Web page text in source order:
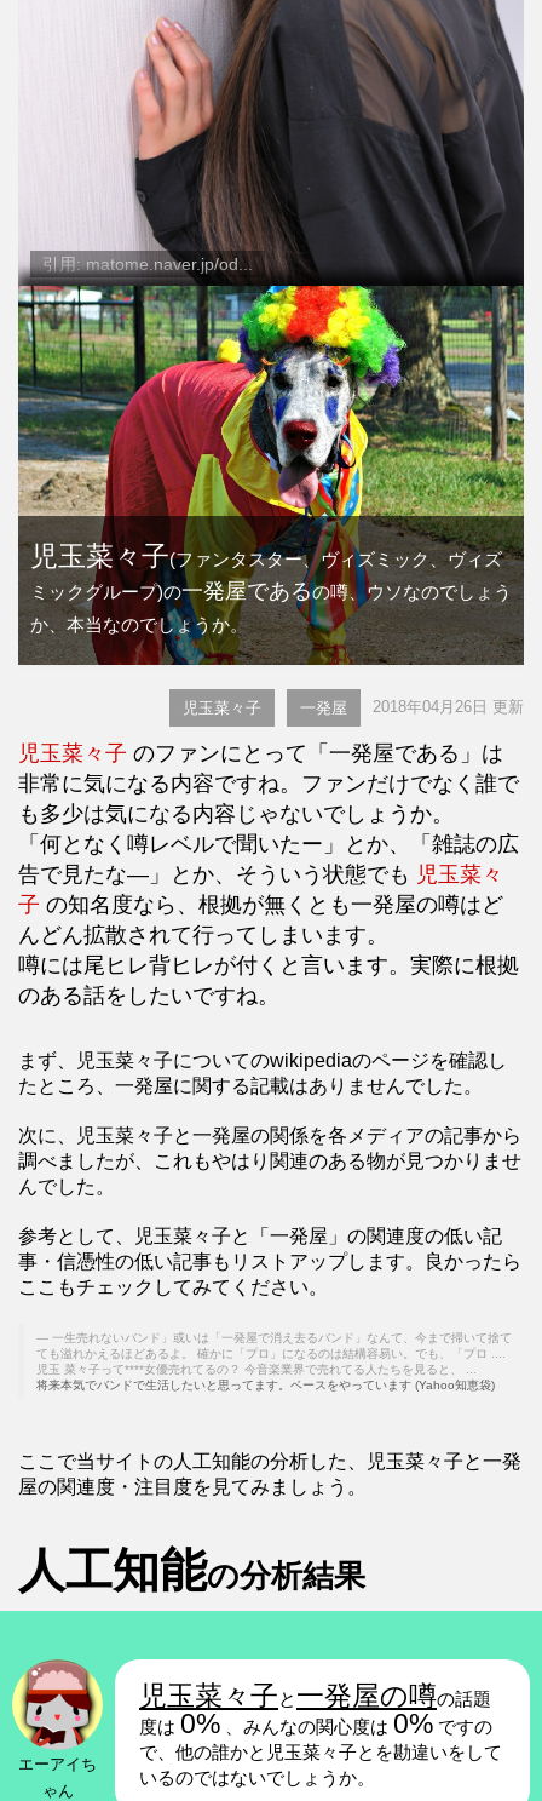
引用: matome.naver.jp/od...
児玉菜々子(ファンタスター、ヴィズミック、ヴィズ
ミックグループ)の一発屋であるの噂、ウソなのでしょう
か、本当なのでしょうか。
児玉菜々子 一発屋 2018年04月26日 更新
児玉菜々子 のファンにとって「一発屋である」は
非常に気になる内容ですね。ファンだけでなく誰で
も多少は気になる内容じゃないでしょうか。
「何となく噂レベルで聞いたー」とか、「雑誌の広
告で見たな―」とか、そういう状態でも 児玉菜々
子 の知名度なら、根拠が無くとも一発屋の噂はど
んどん拡散されて行ってしまいます。
噂には尾ヒレ背ヒレが付くと言います。実際に根拠
のある話をしたいですね。
まず、児玉菜々子についてのwikipediaのページを確認し
たところ、一発屋に関する記載はありませんでした。
次に、児玉菜々子と一発屋の関係を各メディアの記事から
調べましたが、これもやはり関連のある物が見つかりませ
んでした。
参考として、児玉菜々子と「一発屋」の関連度の低い記
事・信憑性の低い記事もリストアップします。良かったら
ここもチェックしてみてください。
一生売れないバンド」或いは「一発屋で消え去るバンド」なんて、今まで掃いて捨て
ても溢れかえるほどあるよ。 確かに「プロ」になるのは結構容易い。でも、「プロ ....
児玉 菜々子って****女優売れてるの？ 今音楽業界で売れてる人たちを見ると、 ...
将来本気でバンドで生活したいと思ってます。ベースをやっています (Yahoo知恵袋)
ここで当サイトの人工知能の分析した、児玉菜々子と一発
屋の関連度・注目度を見てみましょう。
人工知能の分析結果
エーアイち
ゃん
児玉菜々子と 一発屋の噂の話題
度は 0% 、みんなの関心度は 0% ですの
で、他の誰かと児玉菜々子とを勘違いをして
いるのではないでしょうか。